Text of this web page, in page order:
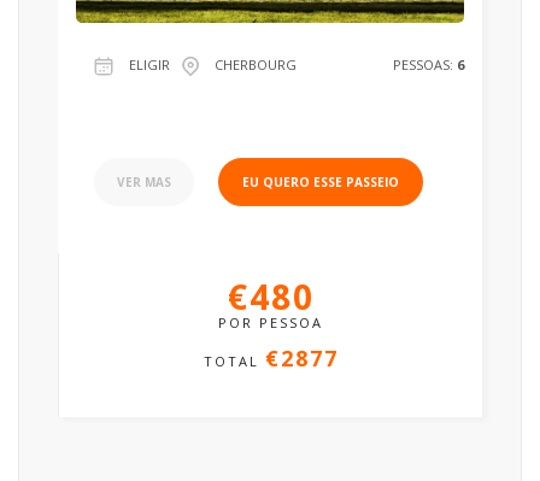
ELIGIR CHERBOURG PESSOAS: 6
VER MAS EU QUERO ESSE PASSEIO
€480
POR PESSOA
TOTAL €2877